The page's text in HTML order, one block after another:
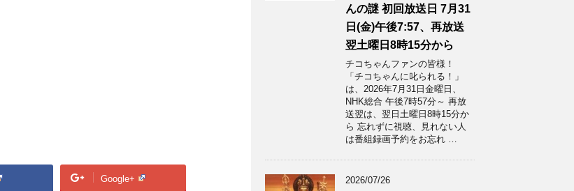
Google+
んの謎 初回放送日 7月31
日(金)午後7:57、再放送
翌土曜日8時15分から
チコちゃんファンの皆様！
「チコちゃんに叱られる！」​
は、2026年7月31日金曜日、
NHK総合 午後7時57分～ 再放
送翌は、翌日土曜日8時15分か
ら 忘れずに視聴、見れない人
は番組録画予約をお忘れ …
2026/07/26